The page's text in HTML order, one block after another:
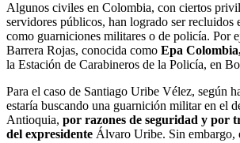
Algunos civiles en Colombia, con ciertos
servidores públicos, han logrado ser recluidos
como guarniciones militares o de policía. Por
Barrera Rojas, conocida como Epa
la Estación de Carabineros de la Policía, en
Para el caso de Santiago Uribe Vélez, según
estaría buscando una guarnición militar en el
Antioquia, por razones de seguridad y por
del expresidente Álvaro Uribe. Sin embargo,